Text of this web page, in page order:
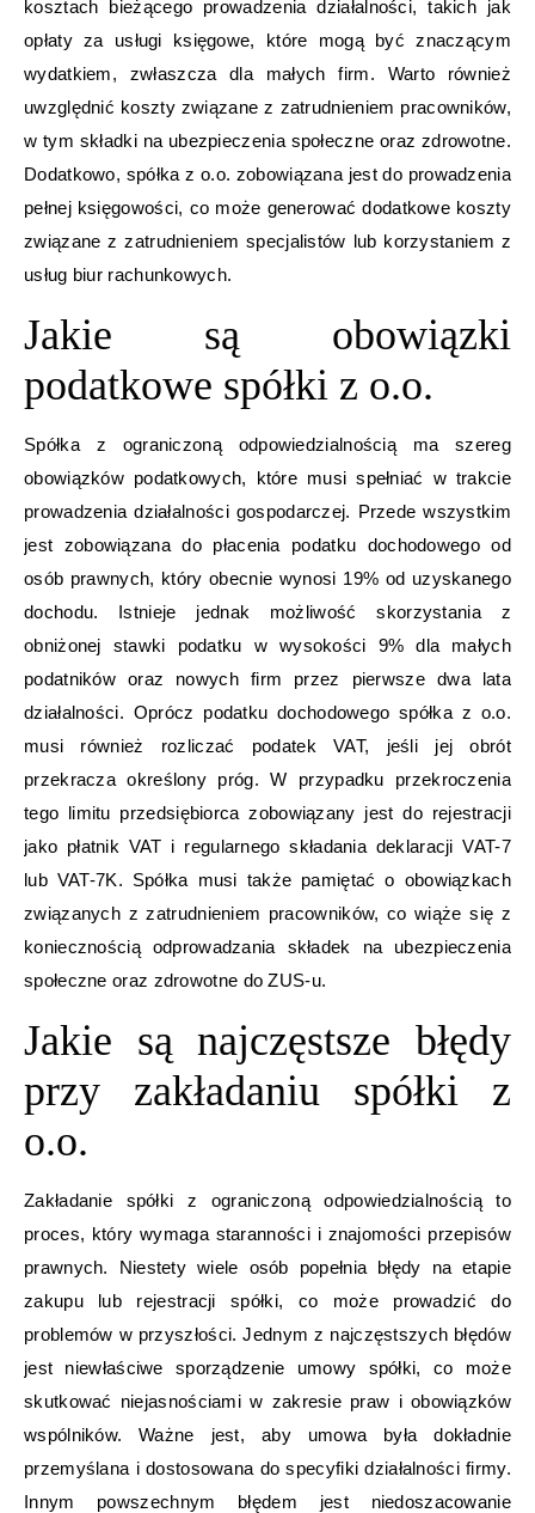
kosztach bieżącego prowadzenia działalności, takich jak
opłaty za usługi księgowe, które mogą być znaczącym
wydatkiem, zwłaszcza dla małych firm. Warto również
uwzględnić koszty związane z zatrudnieniem pracowników,
w tym składki na ubezpieczenia społeczne oraz zdrowotne.
Dodatkowo, spółka z o.o. zobowiązana jest do prowadzenia
pełnej księgowości, co może generować dodatkowe koszty
związane z zatrudnieniem specjalistów lub korzystaniem z
usług biur rachunkowych.
Jakie są obowiązki
podatkowe spółki z o.o.
Spółka z ograniczoną odpowiedzialnością ma szereg
obowiązków podatkowych, które musi spełniać w trakcie
prowadzenia działalności gospodarczej. Przede wszystkim
jest zobowiązana do płacenia podatku dochodowego od
osób prawnych, który obecnie wynosi 19% od uzyskanego
dochodu. Istnieje jednak możliwość skorzystania z
obniżonej stawki podatku w wysokości 9% dla małych
podatników oraz nowych firm przez pierwsze dwa lata
działalności. Oprócz podatku dochodowego spółka z o.o.
musi również rozliczać podatek VAT, jeśli jej obrót
przekracza określony próg. W przypadku przekroczenia
tego limitu przedsiębiorca zobowiązany jest do rejestracji
jako płatnik VAT i regularnego składania deklaracji VAT-7
lub VAT-7K. Spółka musi także pamiętać o obowiązkach
związanych z zatrudnieniem pracowników, co wiąże się z
koniecznością odprowadzania składek na ubezpieczenia
społeczne oraz zdrowotne do ZUS-u.
Jakie są najczęstsze błędy
przy zakładaniu spółki z
o.o.
Zakładanie spółki z ograniczoną odpowiedzialnością to
proces, który wymaga staranności i znajomości przepisów
prawnych. Niestety wiele osób popełnia błędy na etapie
zakupu lub rejestracji spółki, co może prowadzić do
problemów w przyszłości. Jednym z najczęstszych błędów
jest niewłaściwe sporządzenie umowy spółki, co może
skutkować niejasnościami w zakresie praw i obowiązków
wspólników. Ważne jest, aby umowa była dokładnie
przemyślana i dostosowana do specyfiki działalności firmy.
Innym powszechnym błędem jest niedoszacowanie